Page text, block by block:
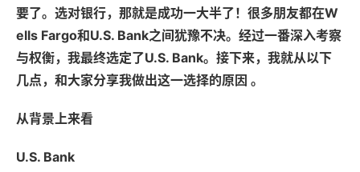
要了。选对银行，那就是成功一大半了！很多朋友都在W
ells Fargo和U.S. Bank之间犹豫不决。经过一番深入考察
与权衡，我最终选定了U.S. Bank。接下来，我就从以下
几点，和大家分享我做出这一选择的原因 。
从背景上来看
U.S. Bank